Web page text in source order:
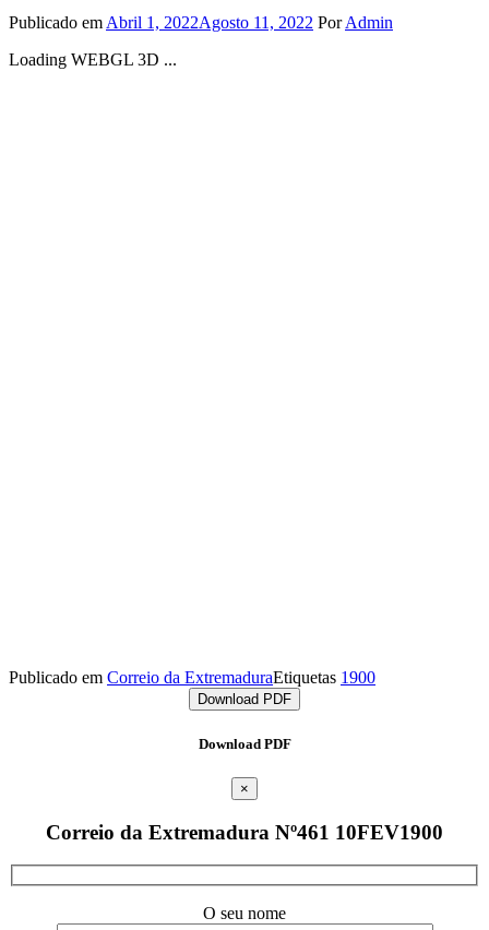
Publicado emAbril 1, 2022Agosto 11, 2022 PorAdmin
Loading WEBGL 3D ...
Publicado em Correio da ExtremaduraEtiquetas 1900
Download PDF
Download PDF
×
Correio da Extremadura Nº461 10FEV1900
O seu nome